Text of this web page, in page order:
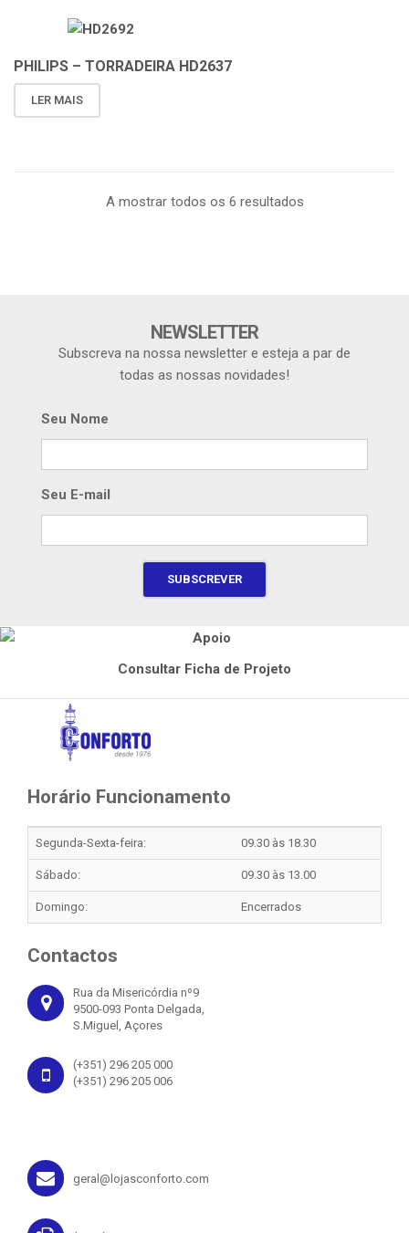
PHILIPS – TORRADEIRA HD2637
LER MAIS
A mostrar todos os 6 resultados
NEWSLETTER
Subscreva na nossa newsletter e esteja a par de
todas as nossas novidades!
Seu Nome
Seu E-mail
Consultar Ficha de Projeto
Horário Funcionamento
Segunda-Sexta-feira: 09.30 às 18.30
Sábado: 09.30 às 13.00
Domingo: Encerrados
Contactos
Rua da Misericórdia nº9
9500-093 Ponta Delgada,
S.Miguel, Açores
(+351) 296 205 000
(+351) 296 205 006
geral@lojasconforto.com